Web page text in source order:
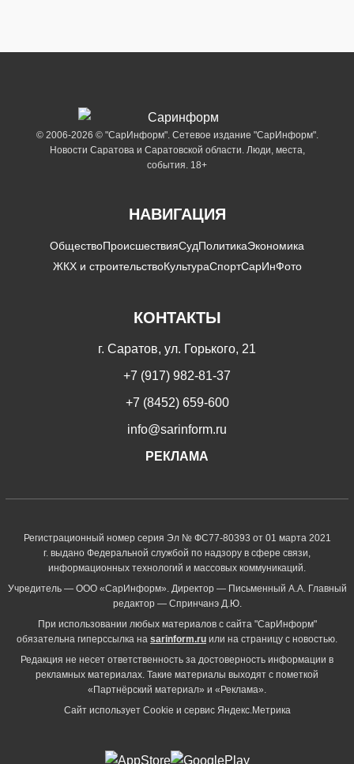
© 2006-2026 © "СарИнформ". Сетевое издание "СарИнформ".
Новости Саратова и Саратовской области. Люди, места,
события. 18+
НАВИГАЦИЯ
ОбществоПроисшествияСудПолитикаЭкономика
ЖКХ и строительствоКультураСпортСарИнФото
КОНТАКТЫ
г. Саратов, ул. Горького, 21
+7 (917) 982-81-37
+7 (8452) 659-600
info@sarinform.ru
РЕКЛАМА
Регистрационный номер серия Эл № ФС77-80393 от 01 марта 2021
г. выдано Федеральной службой по надзору в сфере связи,
информационных технологий и массовых коммуникаций.
Учредитель — ООО «СарИнформ». Директор — Письменный А.А. Главный
редактор — Спринчанэ Д.Ю.
При использовании любых материалов с сайта "СарИнформ"
обязательна гиперссылка на sarinform.ru или на страницу с новостью.
Редакция не несет ответственность за достоверность информации в
рекламных материалах. Такие материалы выходят с пометкой
«Партнёрский материал» и «Реклама».
Сайт использует Cookie и сервиc Яндекс.Метрика